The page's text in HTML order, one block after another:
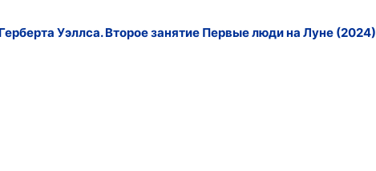
Уэллса. Второе занятие Первые люди на Луне (2024)